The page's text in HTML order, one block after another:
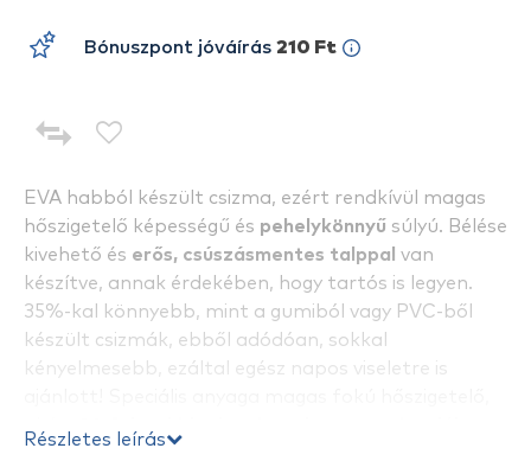
EVA habból készült csizma, ezért rendkívül magas
hőszigetelő képességű és pehelykönnyű súlyú. Bélése
kivehető és erős, csúszásmentes talppal van
készítve, annak érdekében, hogy tartós is legyen.
35%-kal könnyebb, mint a gumiból vagy PVC-ből
készült csizmák, ebből adódóan, sokkal
kényelmesebb, ezáltal egész napos viseletre is
Részletes leírás
Bónuszpont jóváírás 210 Ft